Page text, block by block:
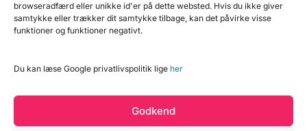
browseradfærd eller unikke id'er på dette websted. Hvis du ikke giver
samtykke eller trækker dit samtykke tilbage, kan det påvirke visse
funktioner og funktioner negativt.
Du kan læse Google privatlivspolitik lige her
Godkend